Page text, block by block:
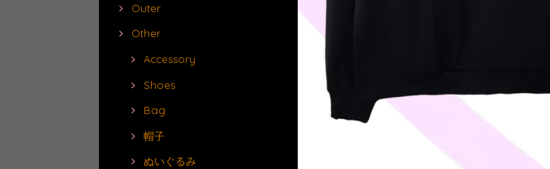
Outer
Other
Accessory
Shoes
Bag
帽子
ぬいぐるみ